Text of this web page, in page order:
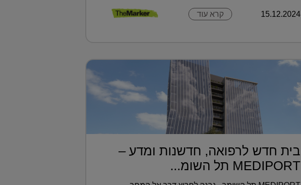
15.12.2024 קרא עוד
בית חדש לרפואה, חדשנות ומדע –
MEDIPORT תל השומ...